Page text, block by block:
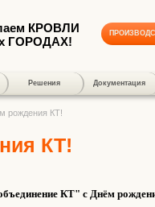
КРОВЛИ
ГОРОДАХ!
Решения Документация
рождения КТ!
КТ!
КТ" с Днём